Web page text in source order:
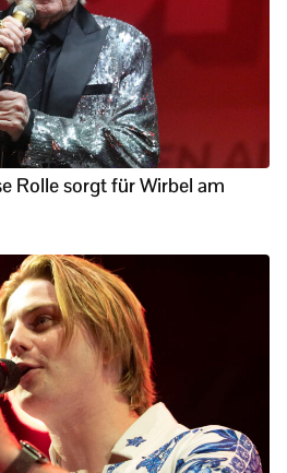
Rolle sorgt für Wirbel am